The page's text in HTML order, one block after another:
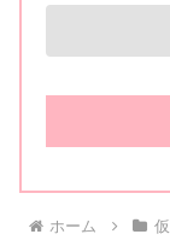
ホーム